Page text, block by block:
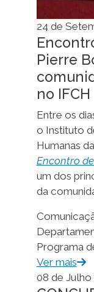
24 de
Pierre
no IFCH
Entre os
o Instituto
Humanas
Encontro
um dos
da
Programa
Ver mais
08 de Julho